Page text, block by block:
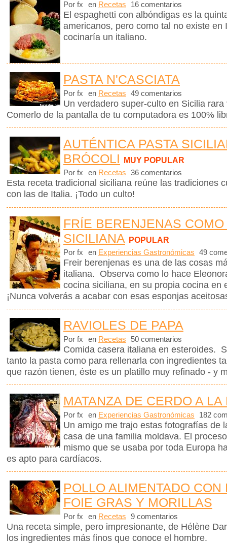
Por fx en Recetas 16 comentarios
El espaghetti con albóndigas es la
americanos, pero como tal no existe
cocinaría un italiano.
PASTA N'CASCIATA
Por fx en Recetas 49 comentarios
Un verdadero super-culto en Sicilia
Comerlo de la pantalla de tu computadora es 100%
AUTÉNTICA PASTA
BRÓCOLI
MUY POPULAR
Por fx en Recetas 36 comentarios
Esta receta tradicional siciliana reúne las tradiciones
con las de Italia. ¡Todo un culto!
FRÍE BERENJENAS
SICILIANA POPULAR
Por fx en Experiencias Gastronómicas 49
Freir berenjenas es una de las cosas
italiana. Observa como lo hace
cocina siciliana, en su propia cocina en
¡Nunca volverás a acabar con esas esponjas
RAVIOLES DE PAPA
Por fx en Recetas 50 comentarios
Comida casera italiana en esteroides.
tanto la pasta como para rellenarla con ingredientes
que razón tienen, éste es un platillo muy refinado - y
MATANZA DE CERDO A LA
Por fx en Experiencias Gastronómicas 182
Un amigo me trajo estas fotografías de
casa de una familia moldava. El
mismo que se usaba por toda Europa
es apto para cardíacos.
POLLO ALIMENTADO
FOIE GRAS Y MORILLAS
Por fx en Recetas 9 comentarios
Una receta simple, pero impresionante, de Hélène
los ingredientes más finos que conoce el hombre.